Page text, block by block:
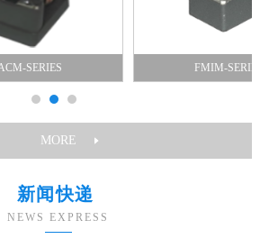
FMIM-SERIES
MORE
新闻快递
NEWS EXPRESS